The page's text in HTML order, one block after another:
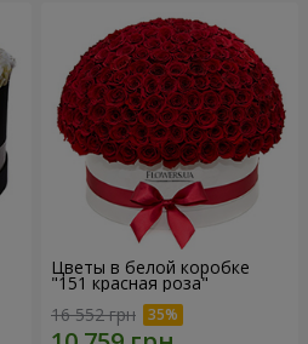
Цветы в белой коробке
"151 красная роза"
16 552 грн